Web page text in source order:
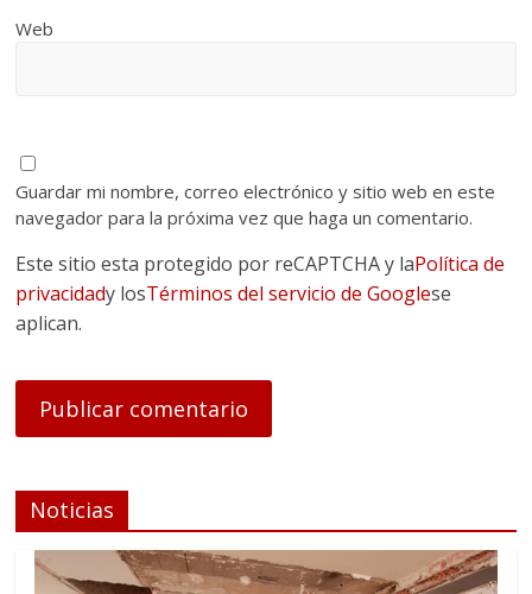
Web
Guardar mi nombre, correo electrónico y sitio web en este
navegador para la próxima vez que haga un comentario.
Este sitio esta protegido por reCAPTCHA y laPolítica de
privacidady losTérminos del servicio de Googlese
aplican.
Noticias